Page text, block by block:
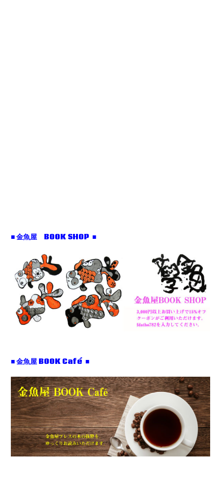
■ 金魚屋 BOOK SHOP ■
■ 金魚屋 BOOK Café ■